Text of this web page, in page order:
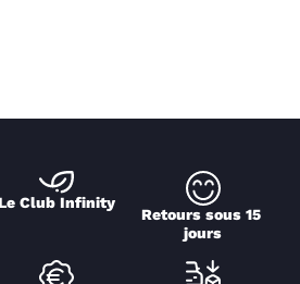
Club Infinity
Retours sous 15
jours